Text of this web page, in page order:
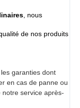
du
, nous
de nos produits
garanties dont
en cas de panne ou
service après-